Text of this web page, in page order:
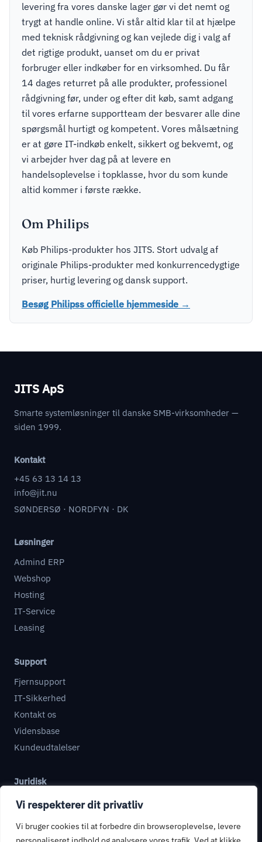
Vi respekterer dit privatliv
Vi bruger cookies til at forbedre din browseroplevelse, levere
levering fra vores danske lager gør vi det nemt og
trygt at handle online. Vi står altid klar til at hjælpe
med teknisk rådgivning og kan vejlede dig i valg af
det rigtige produkt, uanset om du er privat
forbruger eller indkøber for en virksomhed. Du får
14 dages returret på alle produkter, professionel
rådgivning før, under og efter dit køb, samt adgang
til vores erfarne supportteam der besvarer alle dine
spørgsmål hurtigt og kompetent. Vores målsætning
er at gøre IT-indkøb enkelt, sikkert og bekvemt, og
vi arbejder hver dag på at levere en
handelsoplevelse i topklasse, hvor du som kunde
altid kommer i første række.
Om Philips
Køb Philips-produkter hos JITS. Stort udvalg af
originale Philips-produkter med konkurrencedygtige
priser, hurtig levering og dansk support.
Besøg Philipss officielle hjemmeside →
JITS ApS
Smarte systemløsninger til danske SMB-virksomheder —
siden 1999.
Kontakt
+45 63 13 14 13
info@jit.nu
SØNDERSØ · NORDFYN · DK
Løsninger
Admind ERP
Webshop
Hosting
IT-Service
Leasing
Support
Fjernsupport
IT-Sikkerhed
Kontakt os
Vidensbase
Kundeudtalelser
Juridisk
Databehandleraftale
Privatlivspolitik